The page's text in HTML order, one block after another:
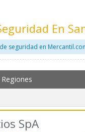
En
seguridad en
Regiones
SpA